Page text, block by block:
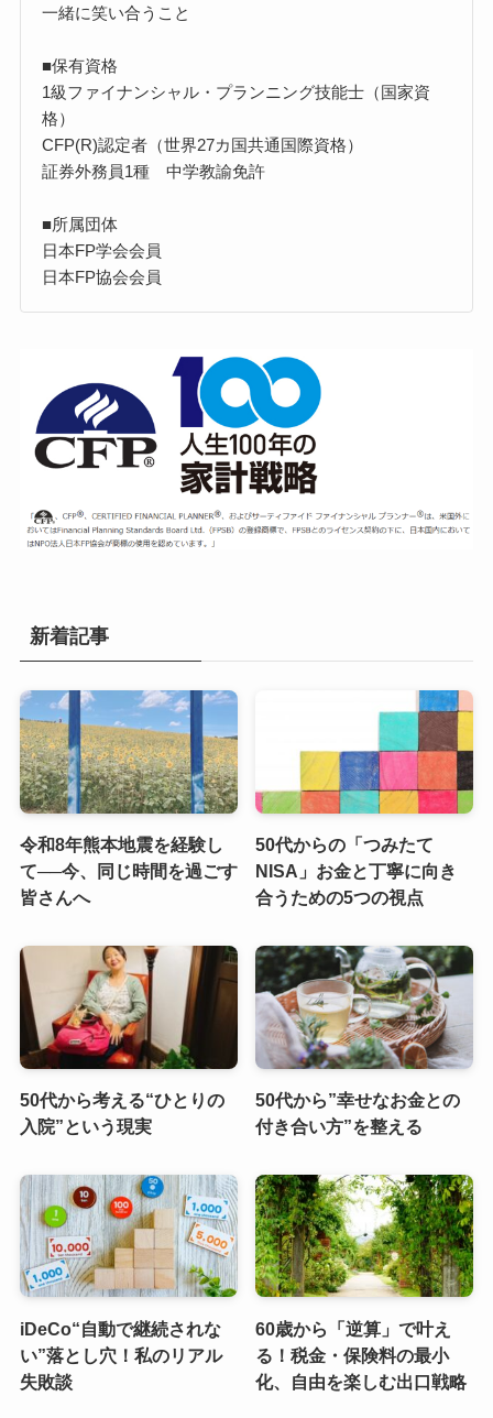
一緒に笑い合うこと
■保有資格
1級ファイナンシャル・プランニング技能士（国家資
格）
CFP(R)認定者（世界27カ国共通国際資格）
証券外務員1種 中学教諭免許
■所属団体
日本FP学会会員
日本FP協会会員
新着記事
令和8年熊本地震を経験し
て──今、同じ時間を過ごす
皆さんへ
50代からの「つみたて
NISA」お金と丁寧に向き
合うための5つの視点
50代から考える“ひとりの
入院”という現実
50代から”幸せなお金との
付き合い方”を整える
iDeCo“自動で継続されな
い”落とし穴！私のリアル
失敗談
60歳から「逆算」で叶え
る！税金・保険料の最小
化、自由を楽しむ出口戦略